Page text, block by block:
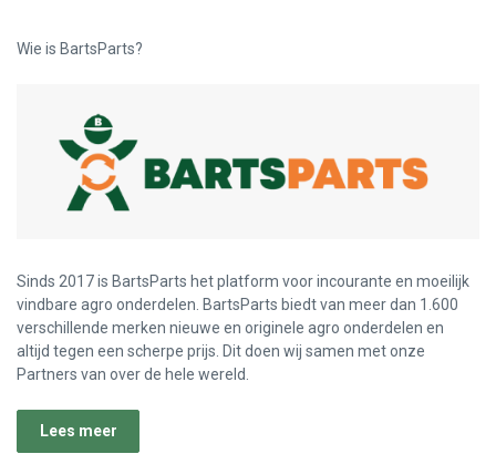
Wie is BartsParts?
Sinds 2017 is BartsParts het platform voor incourante en moeilijk
vindbare agro onderdelen. BartsParts biedt van meer dan 1.600
verschillende merken nieuwe en originele agro onderdelen en
altijd tegen een scherpe prijs. Dit doen wij samen met onze
Partners van over de hele wereld.
Lees meer